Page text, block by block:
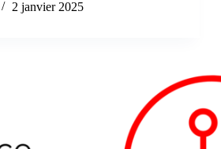
2 janvier 2025